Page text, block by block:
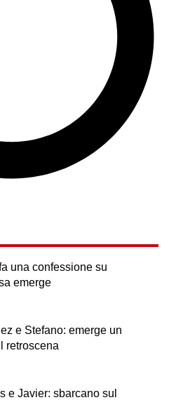
una confessione su
emerge
e Stefano: emerge un
retroscena
e Javier: sbarcano sul